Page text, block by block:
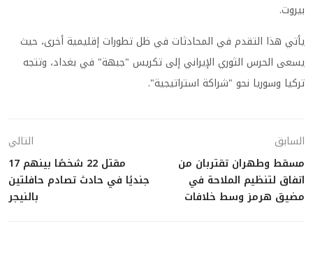
بيروت.
يأتي هذا التقدم في المحادثات في ظل تطورات إقليمية أخرى، حيث
يسعى الحرس الثوري الإيراني إلى تكريس "جبهة" في بغداد، وتتجه
تركيا وسوريا نحو "شراكة استراتيجية".
السابق
مسقط وطهران تقتربان من
اتفاق لتنظيم الملاحة في
مضيق هرمز وسط خلافات
التالي
مقتل 22 شخصًا بينهم 17
جنديًا في حادث تصادم حافلتين
بالنيجر